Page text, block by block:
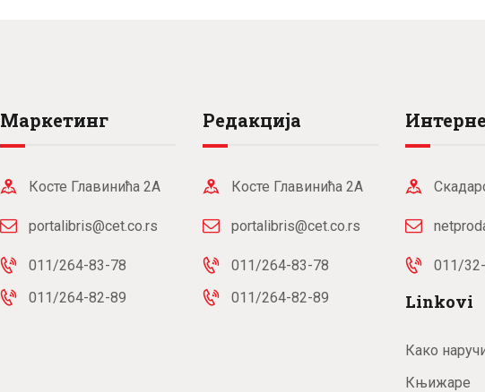
Маркетинг
Косте Главинића 2А
portalibris@cet.co.rs
011/264-83-78
011/264-82-89
Редакција
Косте Главинића 2А
portalibris@cet.co.rs
011/264-83-78
011/264-82-89
011/
Linkovi
Како
Књижаре